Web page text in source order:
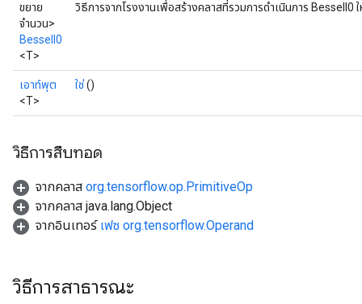
ขยาย
จำนวน>
BesselI0
<T>
วิธีการจากโรงงานเพื่อสร้างคลาสที่รวมการดำเนินการ BesselI0
เอาท์พุต
<T>
ใช่()
วิธีการสืบทอด
จากคลาส org.tensorflow.op.PrimitiveOp
จากคลาส java.lang.Object
จากอินเทอร์ เฟซ org.tensorflow.Operand
วิธีการสาธารณะ